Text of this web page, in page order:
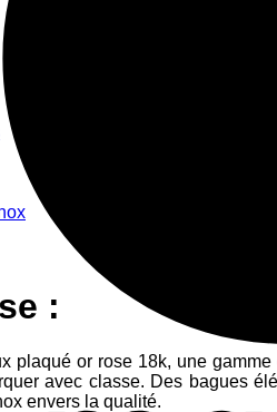
:
plaqué or rose 18k, une
avec classe. Des bagues
envers la qualité.